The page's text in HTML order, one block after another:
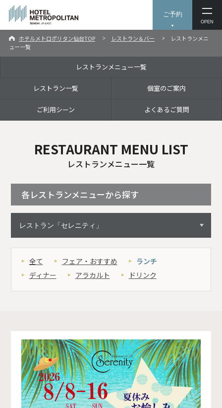
ご予約
OPEN
ホテルメトロポリタン仙台TOP レストラン＆バー
レストランメニ
ュー一覧
レストランメニュー一覧
レストラン一覧 個室のご案内
ご利用シーン よくあるご質問
RESTAURANT MENU LIST
レストランメニュー一覧
各レストランメニューから探す
全て フェア・おすすめ
ランチ
ディナー
アラカルト ドリンク